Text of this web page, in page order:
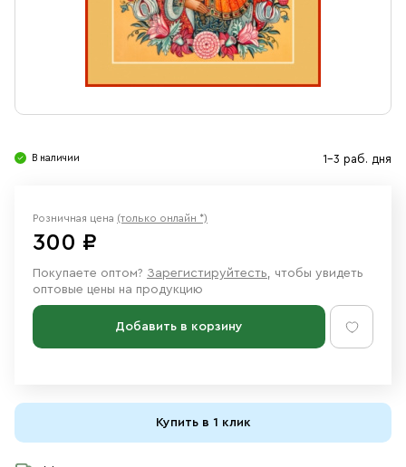
Ювелирные изделия
В наличии 1-3 раб. дня
Розничная цена (только онлайн *)
300 ₽
Покупаете оптом? Зарегистируйтесть, чтобы увидеть
оптовые цены на продукцию
Добавить в корзину
Купить в 1 клик